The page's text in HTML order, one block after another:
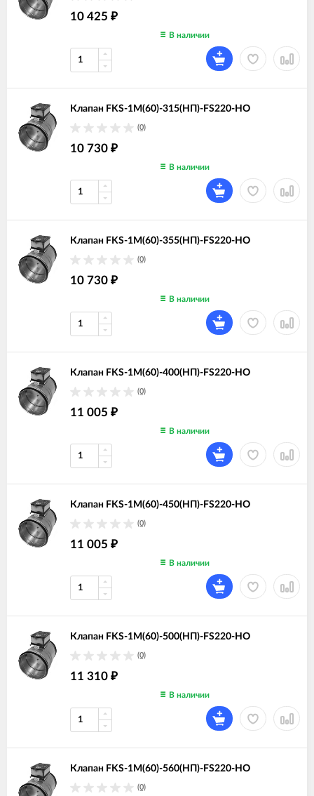
10 425 ₽
В наличии
Клапан FKS-1M(60)-315(НП)-FS220-НО
(0)
10 730 ₽
В наличии
Клапан FKS-1M(60)-355(НП)-FS220-НО
(0)
10 730 ₽
В наличии
Клапан FKS-1M(60)-400(НП)-FS220-НО
(0)
11 005 ₽
В наличии
Клапан FKS-1M(60)-450(НП)-FS220-НО
(0)
11 005 ₽
В наличии
Клапан FKS-1M(60)-500(НП)-FS220-НО
(0)
11 310 ₽
В наличии
Клапан FKS-1M(60)-560(НП)-FS220-НО
(0)